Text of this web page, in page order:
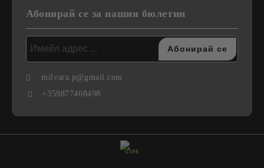
Абонирай се за нашия бюлетин
milvara.p@gmail.com
+359877408498
GDPR